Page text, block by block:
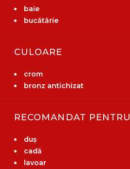
baie
bucătărie
CULOARE
crom
bronz antichizat
RECOMANDAT PENTRU
duș
cadă
lavoar